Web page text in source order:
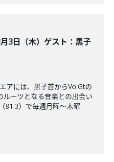
3日（木）ゲスト：黒子
アには、黒子首からVo.Gtの
ーツとなる音楽との出会い
81.3）で毎週月曜～木曜